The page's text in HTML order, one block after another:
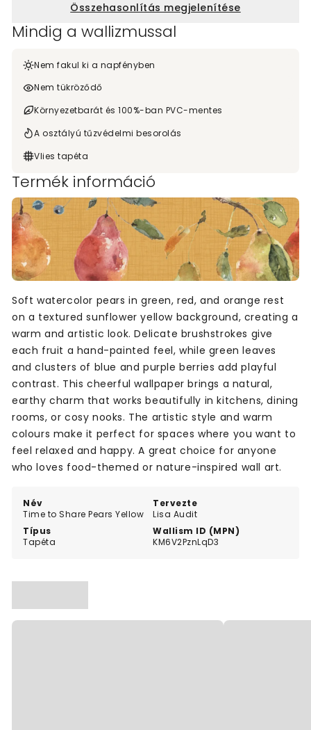
Összehasonlítás megjelenítése
Mindig a wallizmussal
Nem fakul ki a napfényben
Nem tükröződő
Környezetbarát és 100%-ban PVC-mentes
A osztályú tűzvédelmi besorolás
Vlies tapéta
Termék információ
Név
Time to Share Pears Yellow
Tervezte
Lisa Audit
Típus
Tapéta
Wallism ID (MPN)
KM6V2PznLqD3
Soft watercolor pears in green, red, and orange rest
on a textured sunflower yellow background, creating a
warm and artistic look. Delicate brushstrokes give
each fruit a hand-painted feel, while green leaves
and clusters of blue and purple berries add playful
contrast. This cheerful wallpaper brings a natural,
earthy charm that works beautifully in kitchens, dining
rooms, or cosy nooks. The artistic style and warm
colours make it perfect for spaces where you want to
feel relaxed and happy. A great choice for anyone
who loves food-themed or nature-inspired wall art.